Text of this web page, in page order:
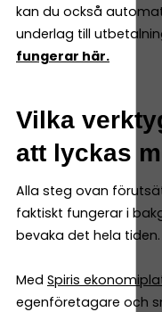
kan du också
underlag till
fungerar här.
Vilka
att lyckas
Alla steg ovan
faktiskt fungerar i
bevaka det hela tiden.
Med Spiris
egenföretagare och